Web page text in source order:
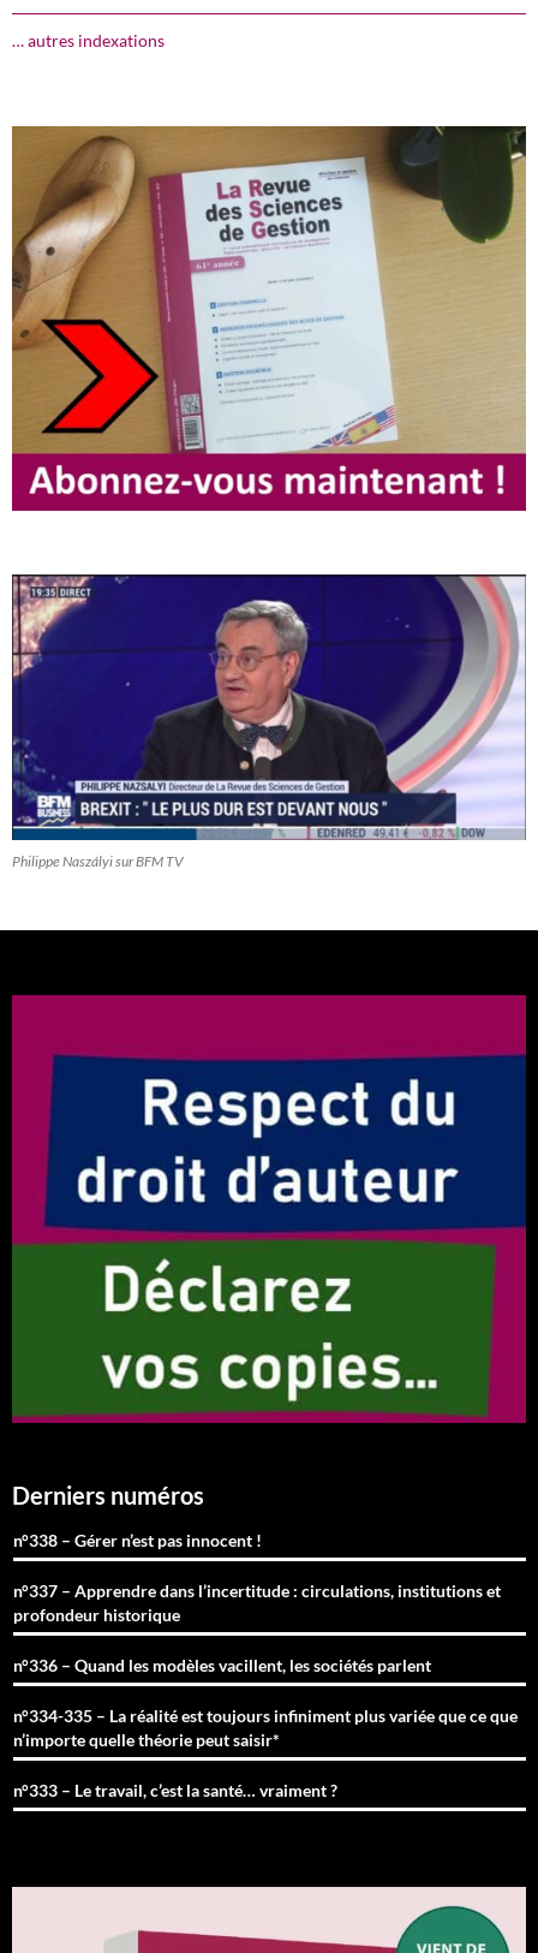
… autres indexations
Philippe Naszályi sur BFM TV
Derniers numéros
n°338 – Gérer n’est pas innocent !
n°337 – Apprendre dans l’incertitude : circulations, institutions et
profondeur historique
n°336 – Quand les modèles vacillent, les sociétés parlent
n°334-335 – La réalité est toujours infiniment plus variée que ce que
n’importe quelle théorie peut saisir*
n°333 – Le travail, c’est la santé… vraiment ?